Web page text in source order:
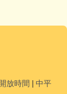
放時間
中平